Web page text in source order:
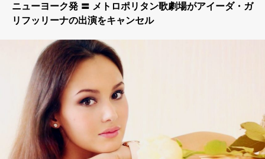
ニューヨーク発 〓 メトロポリタン歌劇場がアイーダ・ガ
リフッリーナの出演をキャンセル